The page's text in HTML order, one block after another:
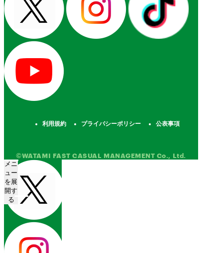
利用規約 プライバシーポリシー 公表事項
©WATAMI FAST CASUAL MANAGEMENT Co., Ltd.
メニ
ュー
を展
開す
る